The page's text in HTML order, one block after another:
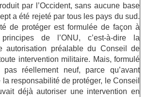
par l’Occident, sans aucune base
a été rejeté par tous les pays du sud.
de protéger est formulée de façon à
de l’ONU, c’est-à-dire la
autorisation préalable du Conseil de
intervention militaire. Mais, formulé
réellement neuf, parce qu’avant
la responsabilité de protéger, le Conseil
déjà autoriser une intervention en